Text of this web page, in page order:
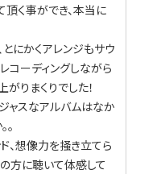
く事ができ、本当に
にかくアレンジもサウ
コーディングしながら
りまくりでした！
ャスなアルバムはなか
、想像力を掻き立てら
方に聴いて体感して